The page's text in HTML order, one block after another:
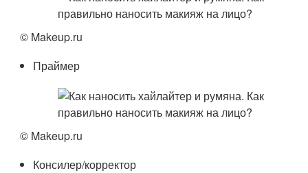
© Makeup.ru
Праймер
© Makeup.ru
Консилер/корректор